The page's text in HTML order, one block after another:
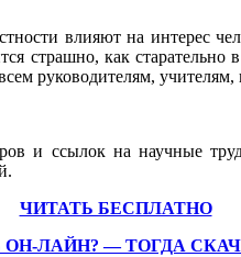
влияют на интерес
страшно, как
руководителям,
и ссылок на научные
ЧИТАТЬ БЕСПЛАТНО
ЛАЙН? — ТОГДА